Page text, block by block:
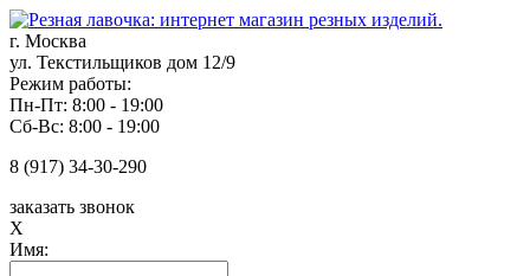
г. Москва
ул. Текстильщиков дом 12/9
Режим работы:
Пн-Пт: 8:00 - 19:00
Сб-Вс: 8:00 - 19:00
8 (917) 34-30-290
заказать звонок
X
Имя: